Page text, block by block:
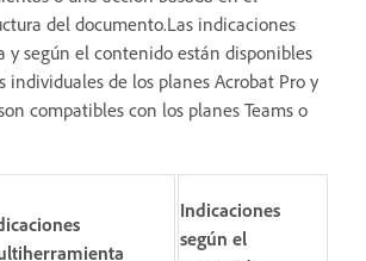
del documento.Las indicaciones
según el contenido están disponibles
individuales de los planes Acrobat Pro y
compatibles con los planes Teams o
Indicaciones
según el